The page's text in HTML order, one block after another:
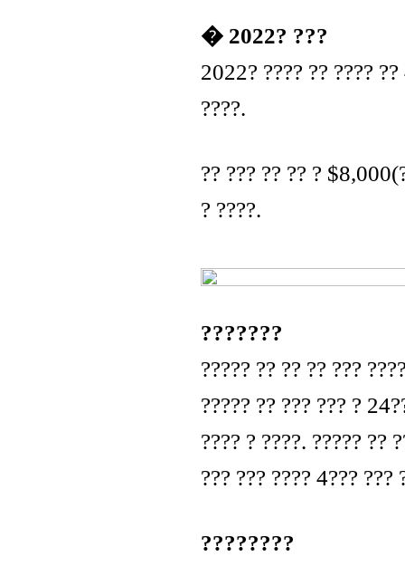
� 2022? ???
2022? ???? ?? ????
????.
?? ??? ?? ?? ?
? ????.
???????
????? ?? ?? ?? ???
????? ?? ??? ??? ?
???? ? ????. ????? ??
??? ??? ???? 4??? ???
????????